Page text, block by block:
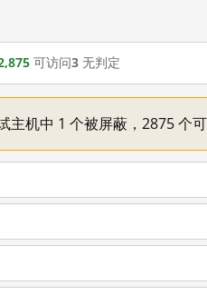
可访问3 无判定
机中 1 个被屏蔽，2875 个可